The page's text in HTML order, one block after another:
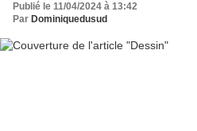
Publié le 11/04/2024 à 13:42
Par Dominiquedusud